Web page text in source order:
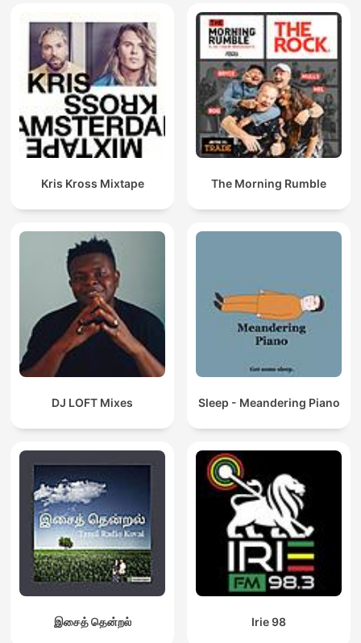
Kris Kross Mixtape The Morning Rumble
DJ LOFT Mixes Sleep - Meandering Piano
இசைத் தென்றல் Irie 98